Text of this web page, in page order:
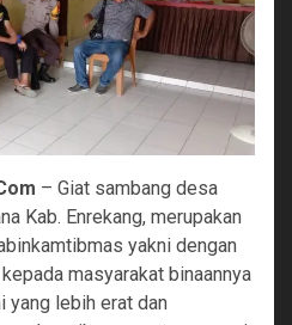
– Giat sambang desa
Kab. Enrekang, merupakan
yakni dengan
masyarakat binaannya
yang lebih erat dan